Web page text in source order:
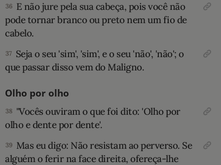
36 E não jure pela sua cabeça, pois você não
pode tornar branco ou preto nem um fio de
cabelo.
37 Seja o seu 'sim', 'sim', e o seu 'não', 'não'; o
que passar disso vem do Maligno.
Olho por olho
38 "Vocês ouviram o que foi dito: 'Olho por
olho e dente por dente'.
39 Mas eu digo: Não resistam ao perverso. Se
alguém o ferir na face direita, ofereça-lhe